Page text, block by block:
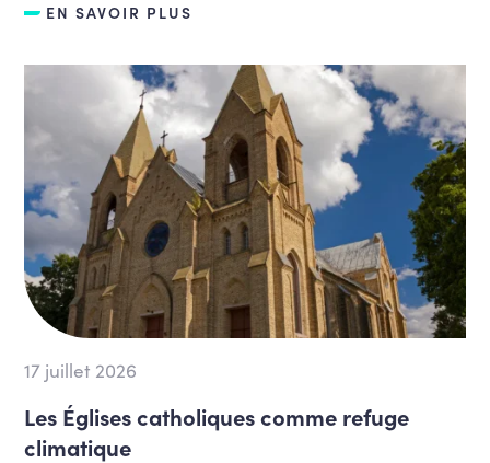
EN SAVOIR PLUS
17 juillet 2026
Les Églises catholiques comme refuge
climatique